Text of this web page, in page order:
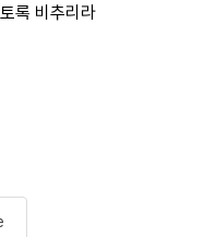
록 비추리라